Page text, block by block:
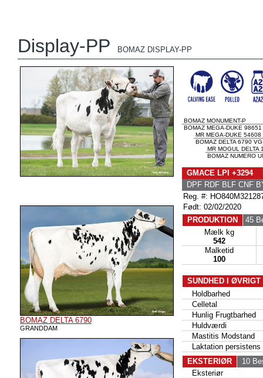
Display-PP BOMAZ DISPLAY-PP
BOMAZ DELTA 6790
GRANDDAM
BOMAZ MONUMENT-P
BOMAZ MEGA-DUKE 98651
MR MEGA-DUKE 54608
BOMAZ DELTA 6790
MR MOGUL DELTA
BOMAZ NUMERO
GMACE LPI +3294
DPF RDF BLF CNF
Reg. #:
Født: 02/02/2020
PRODUKTION
45
Mælk kg
542
Malketid
100
SUNDHED I ØVRIGT
Holdbarhed
Celletal
Hunlig Frugtbarhed
Huldværdi
Mastitis Modstand
Laktation persistens
EKSTERIØR
10
Eksteriør